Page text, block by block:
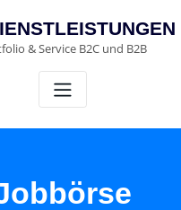
& Service B2C und B2B